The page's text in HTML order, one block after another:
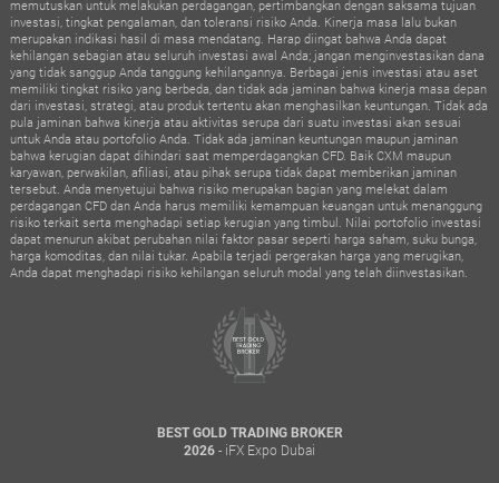
memutuskan untuk melakukan perdagangan, pertimbangkan dengan saksama tujuan
investasi, tingkat pengalaman, dan toleransi risiko Anda. Kinerja masa lalu bukan
merupakan indikasi hasil di masa mendatang. Harap diingat bahwa Anda dapat
kehilangan sebagian atau seluruh investasi awal Anda; jangan menginvestasikan dana
yang tidak sanggup Anda tanggung kehilangannya. Berbagai jenis investasi atau aset
memiliki tingkat risiko yang berbeda, dan tidak ada jaminan bahwa kinerja masa depan
dari investasi, strategi, atau produk tertentu akan menghasilkan keuntungan. Tidak ada
pula jaminan bahwa kinerja atau aktivitas serupa dari suatu investasi akan sesuai
untuk Anda atau portofolio Anda. Tidak ada jaminan keuntungan maupun jaminan
bahwa kerugian dapat dihindari saat memperdagangkan CFD. Baik CXM maupun
karyawan, perwakilan, afiliasi, atau pihak serupa tidak dapat memberikan jaminan
tersebut. Anda menyetujui bahwa risiko merupakan bagian yang melekat dalam
perdagangan CFD dan Anda harus memiliki kemampuan keuangan untuk menanggung
risiko terkait serta menghadapi setiap kerugian yang timbul. Nilai portofolio investasi
dapat menurun akibat perubahan nilai faktor pasar seperti harga saham, suku bunga,
harga komoditas, dan nilai tukar. Apabila terjadi pergerakan harga yang merugikan,
Anda dapat menghadapi risiko kehilangan seluruh modal yang telah diinvestasikan.
BEST GOLD TRADING BROKER
2026 - iFX Expo Dubai